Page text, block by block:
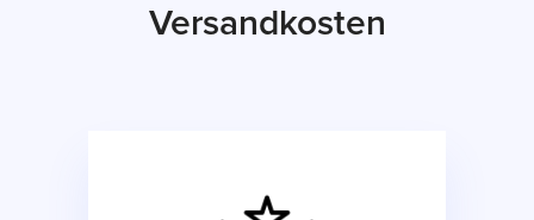
Versandkosten